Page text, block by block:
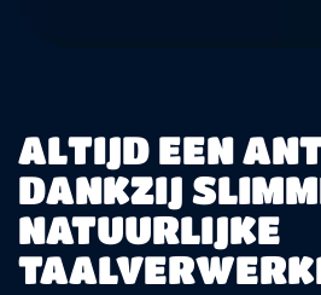
ALTIJD EEN
DANKZIJ
NATUURLIJKE